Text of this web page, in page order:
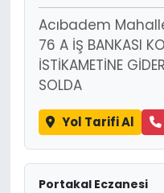
Acıbadem
76 A İŞ BANKASI
İSTİKAMETİNE
SOLDA
Yol Tarifi Al
Portakal Eczanesi